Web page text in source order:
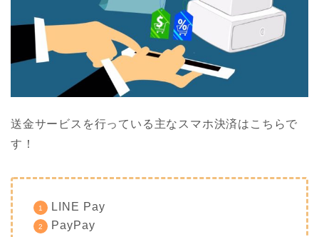
送金サービスを行っている主なスマホ決済はこちらで
す！
LINE Pay
PayPay